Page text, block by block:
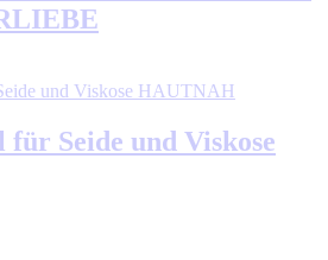
für Seide und Viskose